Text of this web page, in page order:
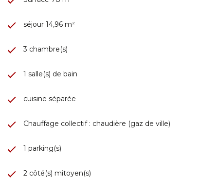
séjour 14,96 m²
3 chambre(s)
1 salle(s) de bain
cuisine séparée
Chauffage collectif : chaudière (gaz de ville)
1 parking(s)
2 côté(s) mitoyen(s)